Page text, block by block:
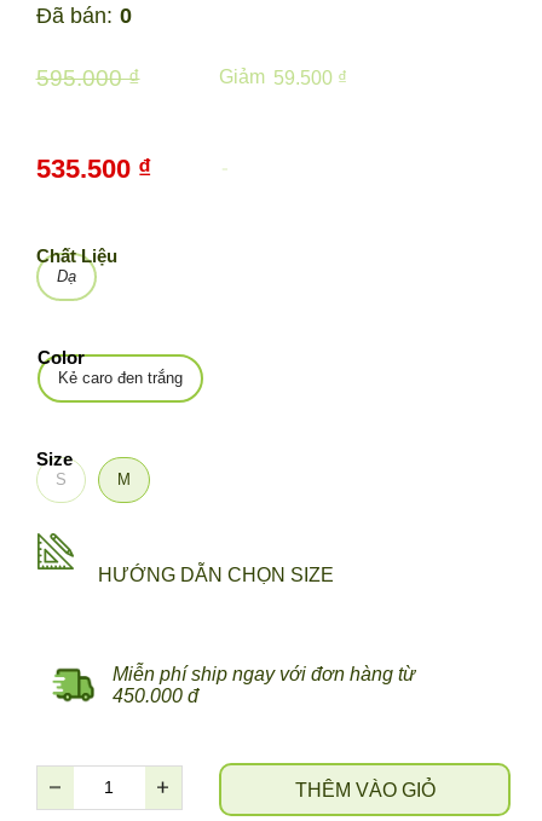
Đã bán: 0
S M
Size
Dạ
Chất Liệu
Kẻ caro đen trắng
Color
THÊM VÀO GIỎ
HƯỚNG DẪN CHỌN SIZE
Miễn phí ship ngay với đơn hàng từ
450.000 đ
-
535.500 ₫
595.000 ₫ 59.500 ₫
Giảm